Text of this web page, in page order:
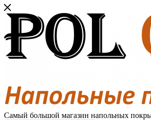
Самый большой магазин напольных